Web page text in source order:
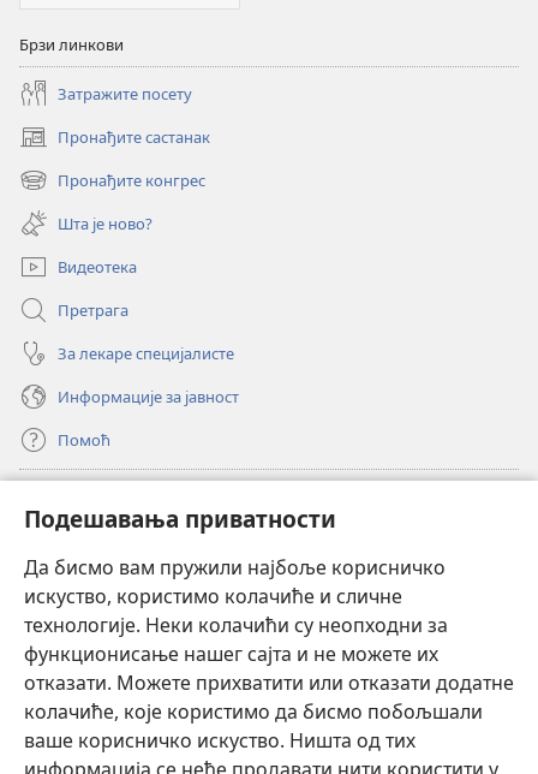
Подешавања приватности
Да бисмо вам пружили најбоље корисничко
искуство, користимо колачиће и сличне
технологије. Неки колачићи су неопходни за
функционисање нашег сајта и не можете их
отказати. Можете прихватити или отказати додатне
колачиће, које користимо да бисмо побољшали
ваше корисничко искуство. Ништа од тих
Брзи линкови
Затражите посету
Пронађите састанак
(отвара
нови
прозор)
Пронађите конгрес
(отвара
нови
прозор)
Шта је ново?
Видеотека
Претрага
За лекаре специјалисте
Информације за јавност
Помоћ
(отвара
нови
прозор)ОНЛАЈН БИБЛИОТЕКА Watchtower
(отвара
нови
прозор)JW Hub®
(отвара
нови
прозор)JW Library
Watchtower Library ®